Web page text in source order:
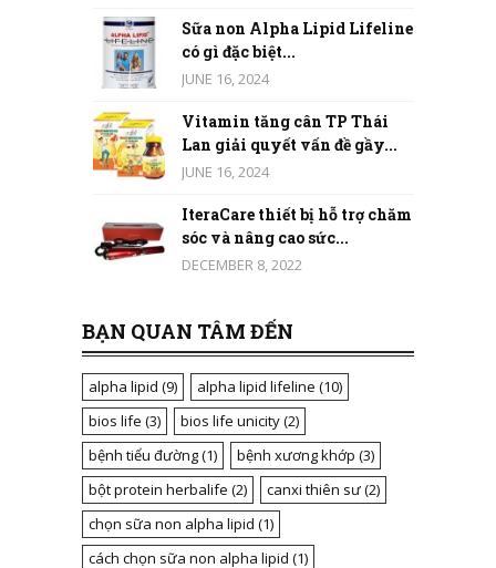
Sữa non Alpha Lipid Lifeline
có gì đặc biệt...
JUNE 16, 2024
Vitamin tăng cân TP Thái
Lan giải quyết vấn đề gầy...
JUNE 16, 2024
IteraCare thiết bị hỗ trợ chăm
sóc và nâng cao sức...
DECEMBER 8, 2022
BẠN QUAN TÂM ĐẾN
alpha lipid (9) alpha lipid lifeline (10)
bios life (3) bios life unicity(2)
bệnh tiểu đường(1) bệnh xương khớp (3)
bột protein herbalife (2) canxi thiên sư(2)
chọn sữa non alpha lipid (1)
cách chọn sữa non alpha lipid (1)